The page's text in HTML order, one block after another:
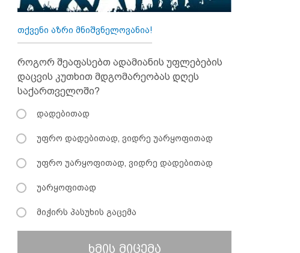
თქვენი აზრი მნიშვნელოვანია!
როგორ შეაფასებთ ადამიანის უფლებების
დაცვის კუთხით მდგომარეობას დღეს
საქართველოში?
დადებითად
უფრო დადებითად, ვიდრე უარყოფითად
უფრო უარყოფითად, ვიდრე დადებითად
უარყოფითად
მიჭირს პასუხის გაცემა
ხმის მიცემა